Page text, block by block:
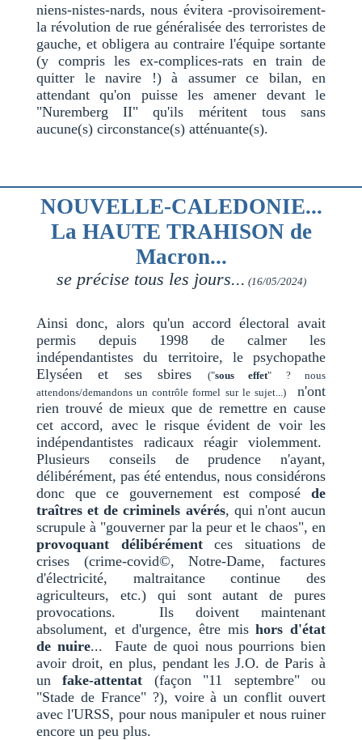
niens-nistes-nards, nous évitera -provisoirement-
la révolution de rue généralisée des terroristes de
gauche, et obligera au contraire l'équipe sortante
(y compris les ex-complices-rats en train de
quitter le navire !) à assumer ce bilan, en
attendant qu'on puisse les amener devant le
"Nuremberg II" qu'ils méritent tous sans
aucune(s) circonstance(s) atténuante(s).
NOUVELLE-CALEDONIE...
La HAUTE TRAHISON de
Macron...
se précise tous les jours... (16/05/2024)
Ainsi donc, alors qu'un accord électoral avait
permis depuis 1998 de calmer les
indépendantistes du territoire, le psychopathe
Elyséen et ses sbires
("sous effet" ? nous
attendons/demandons un contrôle formel sur le sujet...)n'ont
rien trouvé de mieux que de remettre en cause
cet accord, avec le risque évident de voir les
indépendantistes radicaux réagir violemment.
Plusieurs conseils de prudence n'ayant,
délibérément, pas été entendus, nous considérons
donc que ce gouvernement est composé de
traîtres et de criminels avérés, qui n'ont aucun
scrupule à "gouverner par la peur et le chaos", en
provoquant délibérémentces situations de
crises (crime-covid©, Notre-Dame, factures
d'électricité, maltraitance continue des
agriculteurs, etc.) qui sont autant de pures
provocations. Ils doivent maintenant
absolument, et d'urgence, être mishors d'état
de nuire... Faute de quoi nous pourrions bien
avoir droit, en plus, pendant les J.O. de Paris à
unfake-attentat (façon "11 septembre" ou
"Stade de France" ?), voire à un conflit ouvert
avec l'URSS, pour nous manipuler et nous ruiner
encore un peu plus.